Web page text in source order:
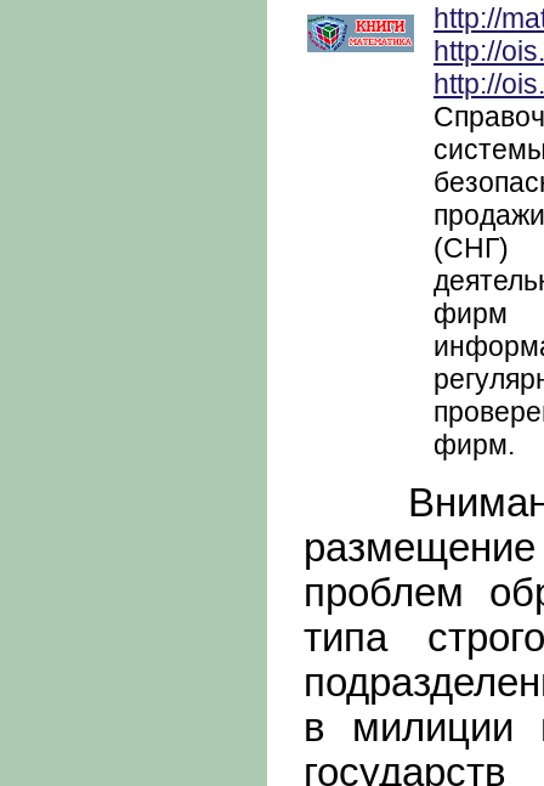
http://
http://
http://
(СНГ)
фирм
фирм.
проблем
типа
в милиции